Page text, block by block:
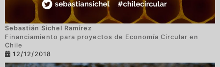
Sebastián Sichel Ramírez
Financiamiento para proyectos de Economía Circular en
Chile
12/12/2018